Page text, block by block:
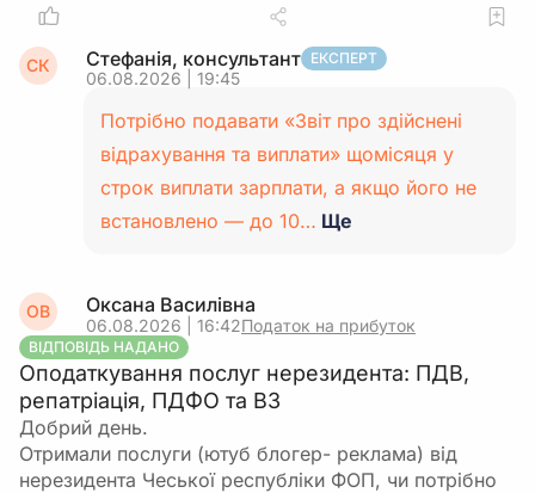
СК Стефанія, консультант ЕКСПЕРТ
06.08.2026 | 19:45
Потрібно подавати «Звіт про здійснені
відрахування та виплати» щомісяця у
строк виплати зарплати, а якщо його не
встановлено — до 10… Ще
ОВ Оксана Василівна
06.08.2026 | 16:42Податок на прибуток
ВІДПОВІДЬ НАДАНО
Оподаткування послуг нерезидента: ПДВ,
репатріація, ПДФО та ВЗ
Добрий день.
Отримали послуги (ютуб блогер- реклама) від
нерезидента Чеської республіки ФОП, чи потрібно